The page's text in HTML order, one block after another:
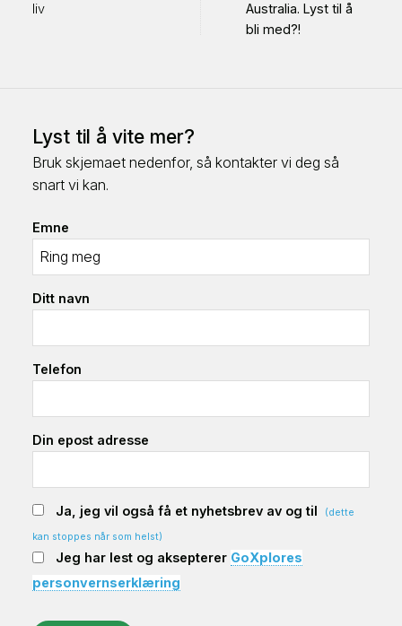
liv
Australia. Lyst til å
bli med?!
Lyst til å vite mer?
Bruk skjemaet nedenfor, så kontakter vi deg så
snart vi kan.
Emne
Ditt navn
Telefon
Din epost adresse
Ja, jeg vil også få et nyhetsbrev av og til (dette
kan stoppes når som helst)
Jeg har lest og aksepterer GoXplores
personvernserklæring